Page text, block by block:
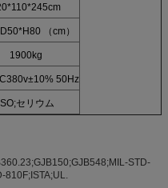
（cm）
1900kg
50Hz
セリウム
STD-
810F;ISTA;UL.